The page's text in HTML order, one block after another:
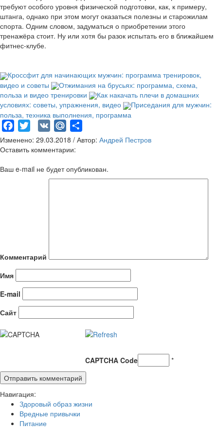
требуют особого уровня физической подготовки, как, к примеру,
штанга, однако при этом могут оказаться полезны и старожилам
спорта. Одним словом, задуматься о приобретении этого
тренажёра стоит. Ну или хотя бы разок испытать его в ближайшем
фитнес-клубе.
Кроссфит для начинающих мужчин: программа тренировок,
видео и советы
Отжимания на брусьях: программа, схема,
польза и видео тренировки
Как накачать плечи в домашних
условиях: советы, упражнения, видео
Приседания для мужчин:
польза, техника выполнения, программа
Facebook
Twitter VK Mail.Ru
Изменено: 29.03.2018 / Автор: Андрей Пестров
Оставить комментарии:
Ваш e-mail не будет опубликован.
Комментарий
Имя
E-mail
Сайт
CAPTCHA Code *
Навигация:
Здоровый образ жизни
Вредные привычки
Питание